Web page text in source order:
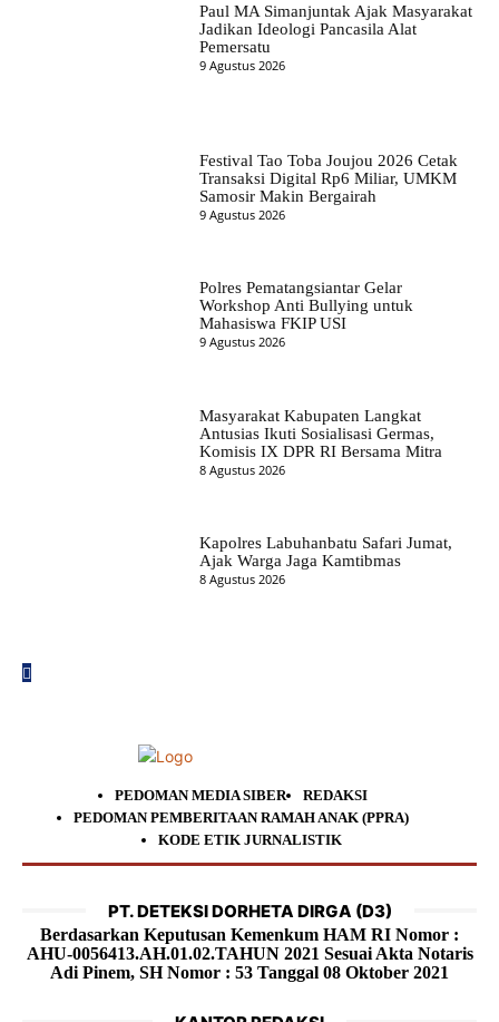
Paul MA Simanjuntak Ajak Masyarakat
Jadikan Ideologi Pancasila Alat
Pemersatu
9 Agustus 2026
Festival Tao Toba Joujou 2026 Cetak
Transaksi Digital Rp6 Miliar, UMKM
Samosir Makin Bergairah
9 Agustus 2026
Polres Pematangsiantar Gelar
Workshop Anti Bullying untuk
Mahasiswa FKIP USI
9 Agustus 2026
Masyarakat Kabupaten Langkat
Antusias Ikuti Sosialisasi Germas,
Komisis IX DPR RI Bersama Mitra
8 Agustus 2026
Kapolres Labuhanbatu Safari Jumat,
Ajak Warga Jaga Kamtibmas
8 Agustus 2026
PEDOMAN MEDIA SIBER
REDAKSI
PEDOMAN PEMBERITAAN RAMAH ANAK (PPRA)
KODE ETIK JURNALISTIK
PT. DETEKSI DORHETA DIRGA (D3)
Berdasarkan Keputusan Kemenkum HAM RI Nomor :
AHU-0056413.AH.01.02.TAHUN 2021 Sesuai Akta Notaris
Adi Pinem, SH Nomor : 53 Tanggal 08 Oktober 2021